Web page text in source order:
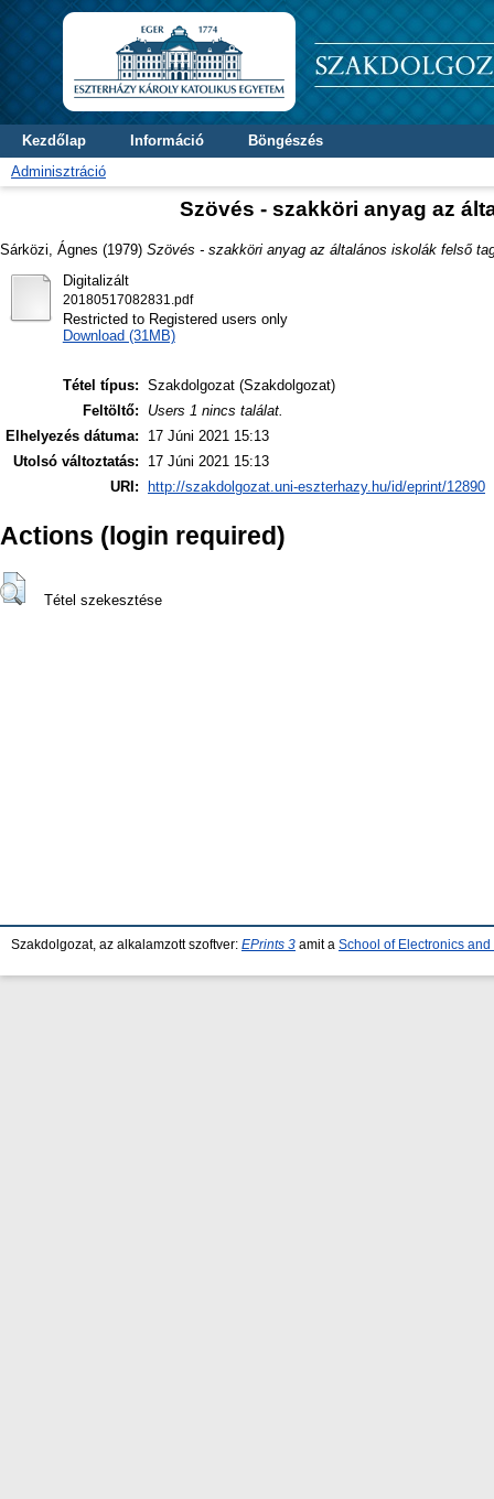
Kezdőlap Információ
Böngészés
Adminisztráció
Szövés - szakköri anyag az
Sárközi, Ágnes (1979) Szövés - szakköri anyag az általános iskolák felső
Digitalizált
20180517082831.pdf
Restricted to Registered users only
Download (31MB)
Tétel típus: Szakdolgozat (Szakdolgozat)
Feltöltő:
Users 1 nincs találat.
Elhelyezés dátuma:
17 Júni 2021 15:13
Utolsó változtatás:
17 Júni 2021 15:13
URI:
http://szakdolgozat.uni-eszterhazy.hu/id/eprint/12890
Actions (login required)
Tétel szekesztése
Szakdolgozat, az alkalamzott szoftver: EPrints 3 amit a School of Electronics